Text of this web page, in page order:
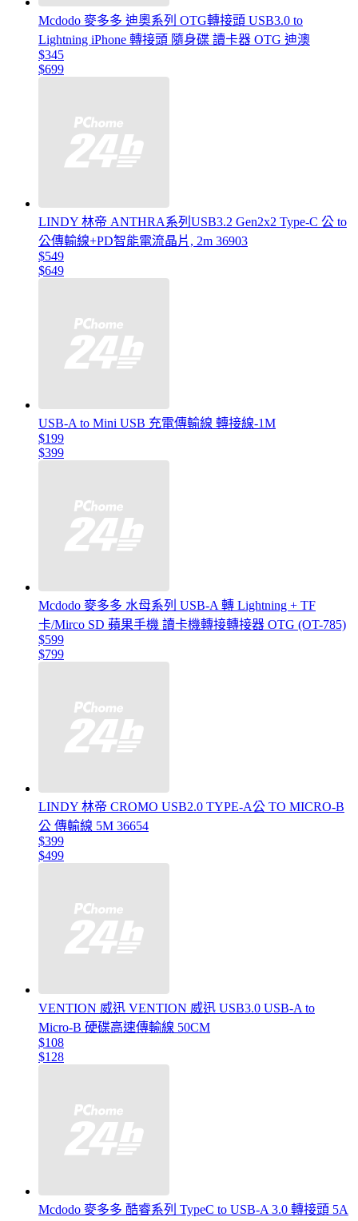
Mcdodo 麥多多 迪奧系列 OTG轉接頭 USB3.0 to
Lightning iPhone 轉接頭 隨身碟 讀卡器 OTG 迪澳
$345
$699
LINDY 林帝 ANTHRA系列USB3.2 Gen2x2 Type-C 公 to
公傳輸線+PD智能電流晶片, 2m 36903
$549
$649
USB-A to Mini USB 充電傳輸線 轉接線-1M
$199
$399
Mcdodo 麥多多 水母系列 USB-A 轉 Lightning + TF
卡/Mirco SD 蘋果手機 讀卡機轉接轉接器 OTG (OT-785)
$599
$799
LINDY 林帝 CROMO USB2.0 TYPE-A公 TO MICRO-B
公 傳輸線 5M 36654
$399
$499
VENTION 威迅 VENTION 威迅 USB3.0 USB-A to
Micro-B 硬碟高速傳輸線 50CM
$108
$128
Mcdodo 麥多多 酷睿系列 TypeC to USB-A 3.0 轉接頭 5A